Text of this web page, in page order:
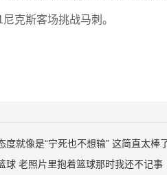
克斯客场挑战马刺。
度就像是“宁死也不想输” 这简直太棒
球 老照片里抱着篮球那时我还不记事